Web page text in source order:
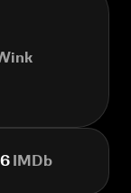
IMDb